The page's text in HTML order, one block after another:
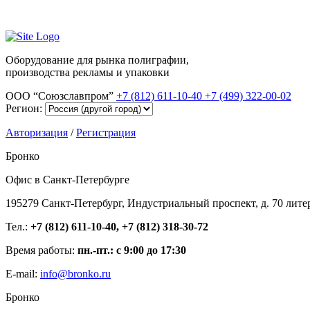
Оборудование для рынка полиграфии,
производства рекламы и упаковки
ООО “Союзславпром” +7 (812) 611-10-40 +7 (499) 322-00-02
Регион:
Авторизация /Регистрация
Бронко
Офис в Санкт-Петербурге
195279 Санкт-Петербург, Индустриальный проспект, д. 70
Тел.: +7 (812) 611-10-40, +7 (812) 318-30-72
Время работы: пн.-пт.: с 9:00 до 17:30
E-mail: info@bronko.ru
Бронко